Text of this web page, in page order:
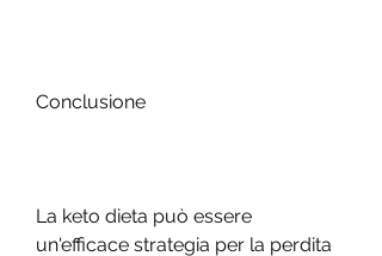
Conclusione
La keto dieta può essere
un'efficace strategia per la perdita